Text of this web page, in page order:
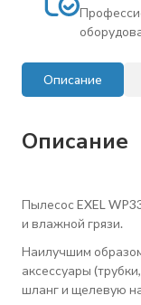
Описание
Описание
Пылесос EXEL
и влажной грязи.
Наилучшим
аксессуары
шланг и щелевую